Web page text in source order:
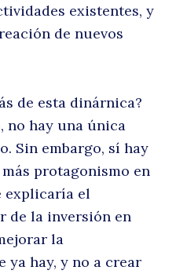
existentes, y
de nuevos
de esta dinárnica?
no hay una única
Sin embargo, sí hay
protagonismo en
explicaría el
de la inversión en
la
ya hay, y no a crear